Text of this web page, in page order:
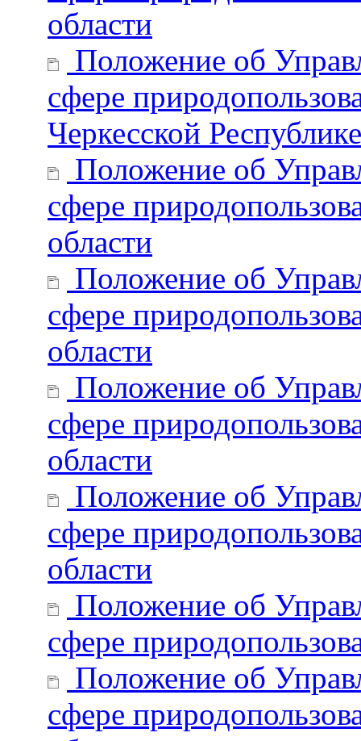
области
Положение об
сфере
Черкесской Республике
Положение об
сфере
области
Положение об
сфере
области
Положение об
сфере
области
Положение об
сфере
области
Положение об
сфере
Положение об
сфере